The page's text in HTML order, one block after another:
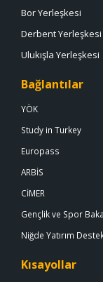
Bor Yerleşkesi
Derbent Yerleşkesi
Ulukışla Yerleşkesi
Bağlantılar
YÖK
Study in Turkey
Europass
ARBİS
CİMER
Gençlik ve Spor
Niğde Yatırım
Kısayollar